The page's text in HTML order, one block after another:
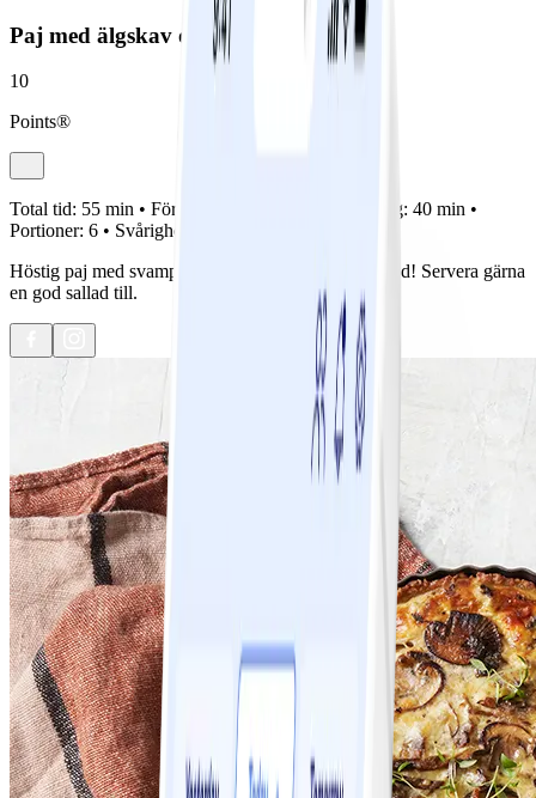
Paj med älgskav och svamp
10
Points®
Total tid: 55 min • Förberedelse: Tillagning: 40 min •
Portioner: 6 • Svårighetsgrad:
Höstig paj med svamp och älgskav. Smakrik och god! Servera gärna
en god sallad till.